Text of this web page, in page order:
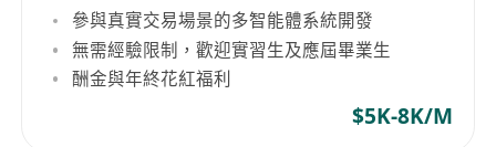
參與真實交易場景的多智能體系統開發
無需經驗限制，歡迎實習生及應屆畢業生
酬金與年終花紅福利
$5K-8K/M